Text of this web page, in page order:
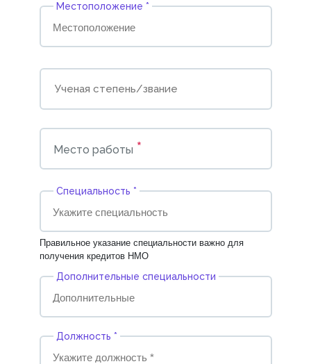
Местоположение *
Место работы *
Cпециальность *
Правильное указание специальности важно для
получения кредитов НМО
Дополнительные специальности
Должность *